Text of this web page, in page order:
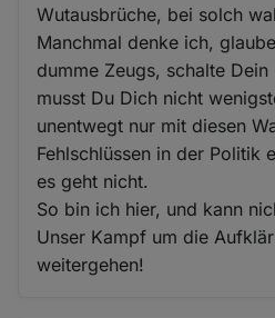
Wutausbrüche, bei solch
Manchmal denke ich,
dumme Zeugs, schalte Dein
musst Du Dich nicht
unentwegt nur mit diesen
Fehlschlüssen in der Politik
es geht nicht.
So bin ich hier, und kann
Unser Kampf um die
weitergehen!